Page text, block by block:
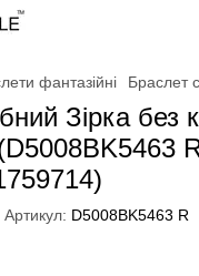
фантазійні Браслет
Зірка без
Артикул: D5008BK5463 R